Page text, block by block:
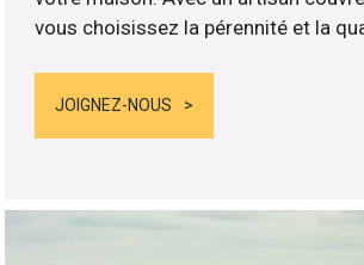
vous choisissez la pérennité et la
JOIGNEZ-NOUS